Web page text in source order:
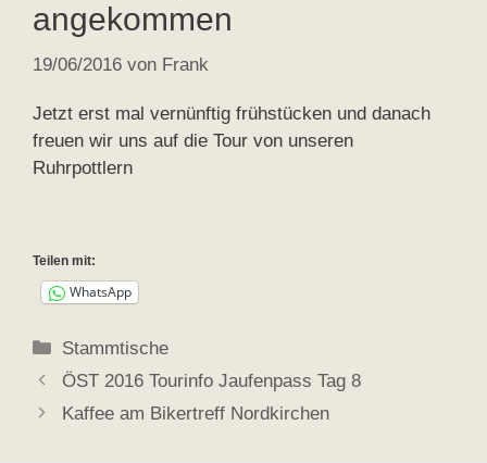
angekommen
19/06/2016 von Frank
Jetzt erst mal vernünftig frühstücken und danach
freuen wir uns auf die Tour von unseren
Ruhrpottlern
Teilen mit:
WhatsApp
Kategorien
Stammtische
ÖST 2016 Tourinfo Jaufenpass Tag 8
Kaffee am Bikertreff Nordkirchen